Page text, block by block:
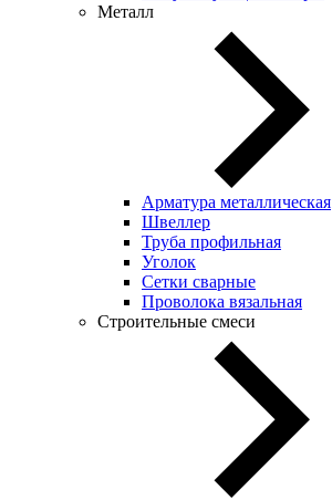
Металл
Арматура металлическая
Швеллер
Труба профильная
Уголок
Сетки сварные
Проволока вязальная
Строительные смеси